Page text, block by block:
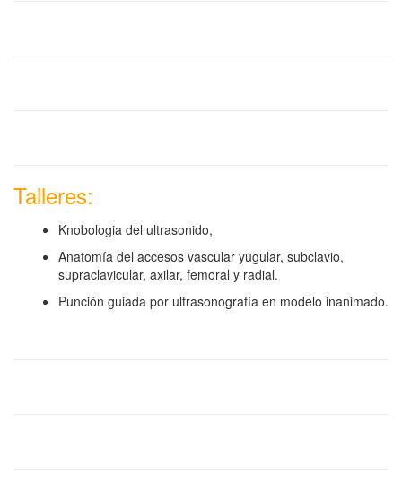
Talleres:
Knobologia del ultrasonido,
Anatomía del accesos vascular yugular, subclavio,
supraclavicular, axilar, femoral y radial.
Punción guiada por ultrasonografía en modelo inanimado.